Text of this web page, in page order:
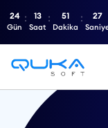
24
Gün
13
Saat
51
Dakika
26